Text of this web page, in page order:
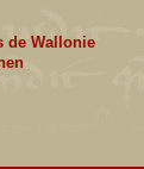
de Wallonie